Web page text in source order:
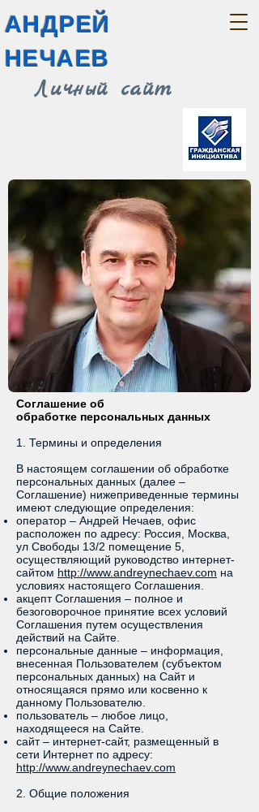
Личный сайт
АНДРЕЙ
НЕЧАЕВ
Соглашение об
обработке персональных данных
1. Термины и определения
В настоящем соглашении об обработке
персональных данных (далее –
Соглашение) нижеприведенные термины
имеют следующие определения:
оператор – Андрей Нечаев, офис
расположен по адресу: Россия, Москва,
ул Свободы 13/2 помещение 5,
осуществляющий руководство интернет-
сайтом http://www.andreynechaev.com на
условиях настоящего Соглашения.
акцепт Соглашения – полное и
безоговорочное принятие всех условий
Соглашения путем осуществления
действий на Сайте.
персональные данные – информация,
внесенная Пользователем (субъектом
персональных данных) на Сайт и
относящаяся прямо или косвенно к
данному Пользователю.
пользователь – любое лицо,
находящееся на Сайте.
сайт – интернет-сайт, размещенный в
сети Интернет по адресу:
http://www.andreynechaev.com
2. Общие положения